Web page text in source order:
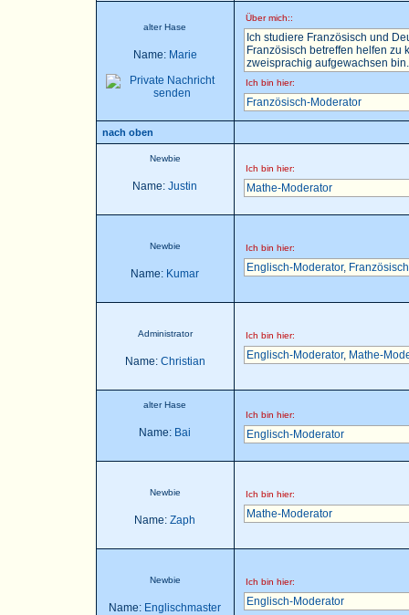
alter Hase
Name: Marie
Über mich::
Ich studiere Französisch und
Französisch betreffen helfen zu
zweisprachig aufgewachsen
Ich bin hier:
Französisch-Moderator
nach oben
Newbie
Name: Justin
Ich bin hier:
Mathe-Moderator
Newbie
Name: Kumar
Ich bin hier:
Englisch-Moderator,
Administrator
Name: Christian
Ich bin hier:
Englisch-Moderator, Mathe-
alter Hase
Name: Bai
Ich bin hier:
Englisch-Moderator
Newbie
Name: Zaph
Ich bin hier:
Mathe-Moderator
Newbie
Name: Englischmaster
Ich bin hier:
Englisch-Moderator